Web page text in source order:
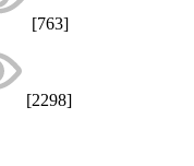
[763]
[2298]